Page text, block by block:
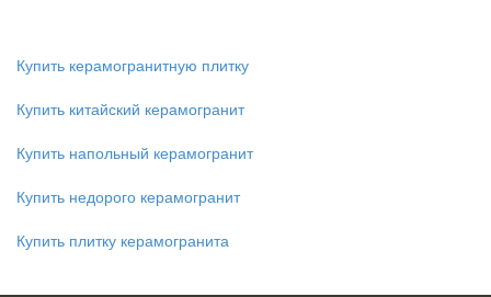
Купить керамогранитную плитку
Купить китайский керамогранит
Купить напольный керамогранит
Купить недорого керамогранит
Купить плитку керамогранита